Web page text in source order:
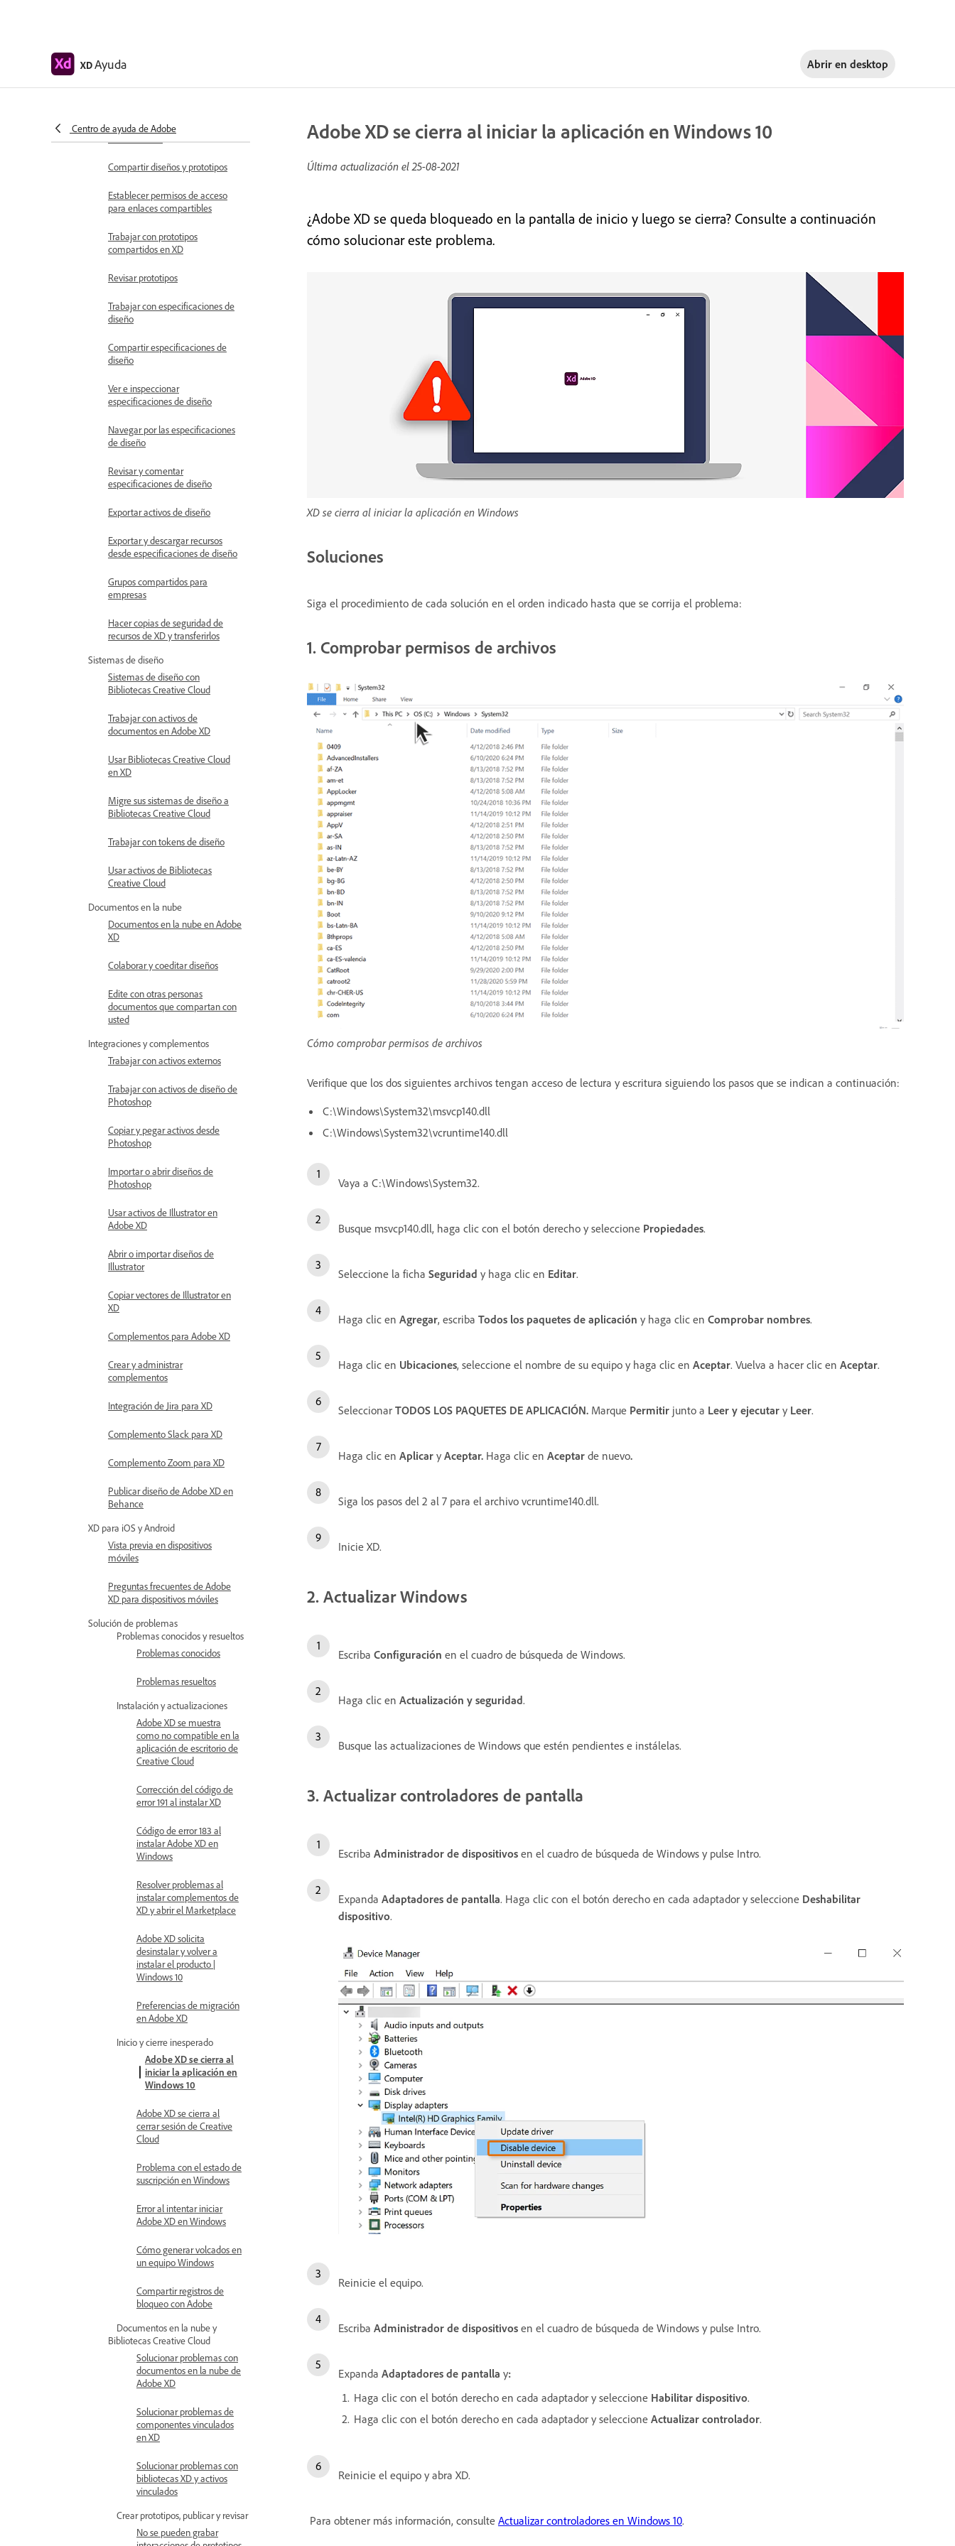
XDAyuda Abrir en desktop
Centro de ayuda de Adobe
Compartir mesas de trabajo
seleccionadas
Compartir diseños y prototipos
Establecer permisos de acceso
para enlaces compartibles
Trabajar con prototipos
compartidos en XD
Revisar prototipos
Trabajar con especificaciones de
diseño
Compartir especificaciones de
diseño
Ver e inspeccionar
especificaciones de diseño
Navegar por las especificaciones
de diseño
Revisar y comentar
especificaciones de diseño
Exportar activos de diseño
Exportar y descargar recursos
desde especificaciones de diseño
Grupos compartidos para
empresas
Hacer copias de seguridad de
recursos de XD y transferirlos
Sistemas de diseño
Sistemas de diseño con
Bibliotecas Creative Cloud
Trabajar con activos de
documentos en Adobe XD
Usar Bibliotecas Creative Cloud
en XD
Migre sus sistemas de diseño a
Bibliotecas Creative Cloud
Trabajar con tokens de diseño
Usar activos de Bibliotecas
Creative Cloud
Documentos en la nube
Documentos en la nube en Adobe
XD
Colaborar y coeditar diseños
Edite con otras personas
documentos que compartan con
usted
Integraciones y complementos
Trabajar con activos externos
Trabajar con activos de diseño de
Photoshop
Copiar y pegar activos desde
Photoshop
Importar o abrir diseños de
Photoshop
Usar activos de Illustrator en
Adobe XD
Abrir o importar diseños de
Illustrator
Copiar vectores de Illustrator en
XD
Complementos para Adobe XD
Crear y administrar
complementos
Integración de Jira para XD
Complemento Slack para XD
Complemento Zoom para XD
Publicar diseño de Adobe XD en
Behance
XD para iOS y Android
Vista previa en dispositivos
móviles
Preguntas frecuentes de Adobe
XD para dispositivos móviles
Solución de problemas
Problemas conocidos y resueltos
Problemas conocidos
Problemas resueltos
Instalación y actualizaciones
Adobe XD se muestra
como no compatible en la
aplicación de escritorio de
Creative Cloud
Corrección del código de
error 191 al instalar XD
Código de error 183 al
instalar Adobe XD en
Windows
Resolver problemas al
instalar complementos de
XD y abrir el Marketplace
Adobe XD solicita
desinstalar y volver a
instalar el producto |
Windows 10
Preferencias de migración
en Adobe XD
Inicio y cierre inesperado
Adobe XD se cierra al
iniciar la aplicación en
Windows 10
Adobe XD se cierra al
cerrar sesión de Creative
Cloud
Problema con el estado de
suscripción en Windows
Error al intentar iniciar
Adobe XD en Windows
Cómo generar volcados en
un equipo Windows
Compartir registros de
bloqueo con Adobe
Documentos en la nube y
Bibliotecas Creative Cloud
Solucionar problemas con
documentos en la nube de
Adobe XD
Solucionar problemas de
componentes vinculados
en XD
Solucionar problemas con
bibliotecas XD y activos
vinculados
Crear prototipos, publicar y revisar
No se pueden grabar
Adobe XD se cierra al iniciar la aplicación en Windows 10
Última actualización el25-08-2021
¿Adobe XD se queda bloqueado en la pantalla de inicio y luego se cierra? Consulte a continuación
cómo solucionar este problema.
XD se cierra al iniciar la aplicación en Windows
Soluciones
Siga el procedimiento de cada solución en el orden indicado hasta que se corrija el problema:
1. Comprobar permisos de archivos
Cómo comprobar permisos de archivos
Verifique que los dos siguientes archivos tengan acceso de lectura y escritura siguiendo los pasos que se indican a continuación:
C:\Windows\System32\msvcp140.dll
C:\Windows\System32\vcruntime140.dll
Vaya a C:\Windows\System32.
Busque msvcp140.dll, haga clic con el botón derecho y seleccione Propiedades.
Seleccione la ficha Seguridad y haga clic en Editar.
Haga clic en Agregar, escriba Todos los paquetes de aplicación y haga clic en Comprobar nombres.
Haga clic en Ubicaciones, seleccione el nombre de su equipo y haga clic en Aceptar. Vuelva a hacer clic en Aceptar.
Seleccionar TODOS LOS PAQUETES DE APLICACIÓN. Marque Permitir junto a Leer y ejecutar y Leer.
Haga clic en Aplicar y Aceptar. Haga clic en Aceptar de nuevo.
Siga los pasos del 2 al 7 para el archivo vcruntime140.dll.
Inicie XD.
2. Actualizar Windows
Escriba Configuración en el cuadro de búsqueda de Windows.
Haga clic en Actualización y seguridad.
Busque las actualizaciones de Windows que estén pendientes e instálelas.
3. Actualizar controladores de pantalla
Escriba Administrador de dispositivos en el cuadro de búsqueda de Windows y pulse Intro.
Expanda Adaptadores de pantalla. Haga clic con el botón derecho en cada adaptador y seleccione Deshabilitar
dispositivo.
Reinicie el equipo.
Escriba Administrador de dispositivos en el cuadro de búsqueda de Windows y pulse Intro.
Expanda Adaptadores de pantalla y:
Haga clic con el botón derecho en cada adaptador y seleccione Habilitar dispositivo.
Haga clic con el botón derecho en cada adaptador y seleccione Actualizar controlador.
Reinicie el equipo y abra XD.
Para obtener más información, consulte Actualizar controladores en Windows 10.